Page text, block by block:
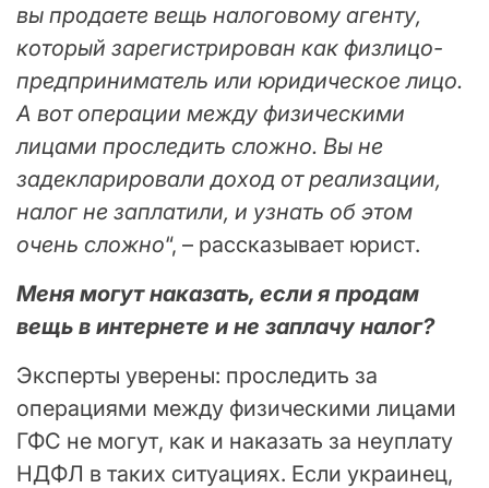
вы продаете вещь налоговому агенту,
который зарегистрирован как физлицо-
предприниматель или юридическое лицо.
А вот операции между физическими
лицами проследить сложно. Вы не
задекларировали доход от реализации,
налог не заплатили, и узнать об этом
очень сложно“, – рассказывает юрист.
Меня могут наказать, если я продам
вещь в интернете и не заплачу налог?
Эксперты уверены: проследить за
операциями между физическими лицами
ГФС не могут, как и наказать за неуплату
НДФЛ в таких ситуациях. Если украинец,